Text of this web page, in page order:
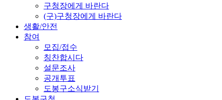
구청장에게 바란다
(구)구청장에게 바란다
생활/안전
참여
모집/접수
칭찬합시다
설문조사
공개투표
도봉구소식받기